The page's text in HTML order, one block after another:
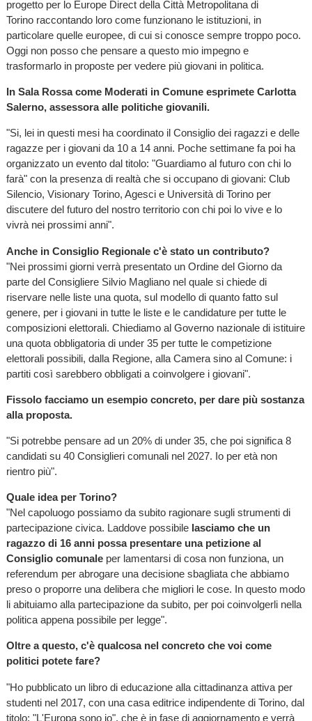
progetto per lo Europe Direct della Città Metropolitana di
Torino raccontando loro come funzionano le istituzioni, in
particolare quelle europee, di cui si conosce sempre troppo poco.
Oggi non posso che pensare a questo mio impegno e
trasformarlo in proposte per vedere più giovani in politica.
In Sala Rossa come Moderati in Comune esprimete Carlotta
Salerno, assessora alle politiche giovanili.
"Si, lei in questi mesi ha coordinato il Consiglio dei ragazzi e delle
ragazze per i giovani da 10 a 14 anni. Poche settimane fa poi ha
organizzato un evento dal titolo: "Guardiamo al futuro con chi lo
farà" con la presenza di realtà che si occupano di giovani: Club
Silencio, Visionary Torino, Agesci e Università di Torino per
discutere del futuro del nostro territorio con chi poi lo vive e lo
vivrà nei prossimi anni".
Anche in Consiglio Regionale c'è stato un contributo?
"Nei prossimi giorni verrà presentato un Ordine del Giorno da
parte del Consigliere Silvio Magliano nel quale si chiede di
riservare nelle liste una quota, sul modello di quanto fatto sul
genere, per i giovani in tutte le liste e le candidature per tutte le
composizioni elettorali. Chiediamo al Governo nazionale di istituire
una quota obbligatoria di under 35 per tutte le competizione
elettorali possibili, dalla Regione, alla Camera sino al Comune: i
partiti così sarebbero obbligati a coinvolgere i giovani".
Fissolo facciamo un esempio concreto, per dare più sostanza
alla proposta.
"Si potrebbe pensare ad un 20% di under 35, che poi significa 8
candidati su 40 Consiglieri comunali nel 2027. Io per età non
rientro più".
Quale idea per Torino?
"Nel capoluogo possiamo da subito ragionare sugli strumenti di
partecipazione civica. Laddove possibile lasciamo che un
ragazzo di 16 anni possa presentare una petizione al
Consiglio comunaleper lamentarsi di cosa non funziona, un
referendum per abrogare una decisione sbagliata che abbiamo
preso o proporre una delibera che migliori le cose. In questo modo
li abituiamo alla partecipazione da subito, per poi coinvolgerli nella
politica appena possibile per legge".
Oltre a questo, c'è qualcosa nel concreto che voi come
politici potete fare?
"Ho pubblicato un libro di educazione alla cittadinanza attiva per
studenti nel 2017, con una casa editrice indipendente di Torino, dal
titolo: "L'Europa sono io", che è in fase di aggiornamento e verrà